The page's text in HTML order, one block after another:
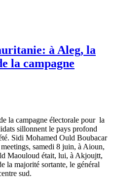
à Aleg, la
la campagne
la campagne électorale pour la
sillonnent le pays profond
Sidi Mohamed Ould Boubacar
samedi 8 juin, à Aioun,
Maouloud était, lui, à Akjoujtt,
la majorité sortante, le général
sud.